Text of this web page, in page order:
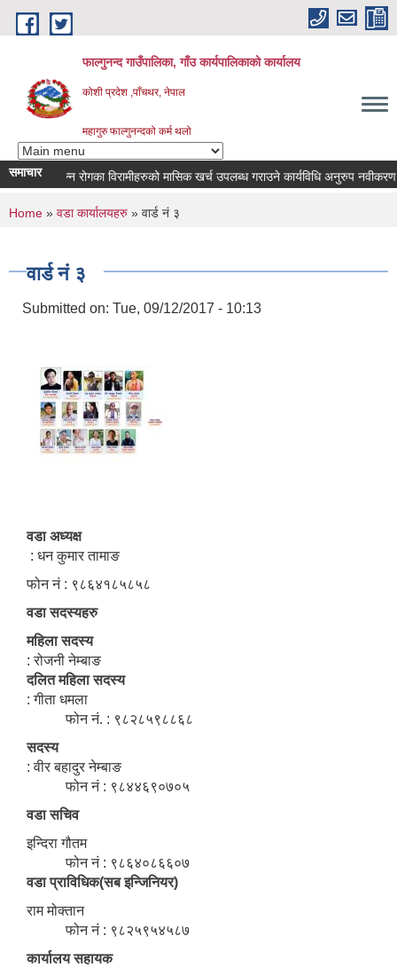
Skip to main content
फाल्गुनन्द गाउँपालिका, गाँउ कार्यपालिकाको कार्यालय
कोशी प्रदेश ,पाँचथर, नेपाल
महागुरु फाल्गुनन्दको कर्म थलो
समाचारविभिन्न रोगका विरामीहरुको मासिक खर्च उपलब्ध गराउने कार्यविधि अनुरुप नवीकरण
You are here
Home » वडा कार्यालयहरु » वार्ड नं ३
वार्ड नं ३
Submitted on: Tue, 09/12/2017 - 10:13
वडा अध्यक्ष
: धन कुमार तामाङ
फोन नं : ९८६४१८५८५८
वडा सदस्यहरु
महिला सदस्य
: रोजनी नेम्बाङ
दलित महिला सदस्य
: गीता धमला
फोन नं. : ९८२८५९८८६८
सदस्य
: वीर बहादुर नेम्बाङ
फोन नं : ९८४४६९०७०५
वडा सचिव
इन्दिरा गौतम
फोन नं : ९८६४०८६६०७
वडा प्राविधिक(सब इन्जिनियर)
राम मोक्तान
फोन नं : ९८२५९५४५८७
कार्यालय सहायक